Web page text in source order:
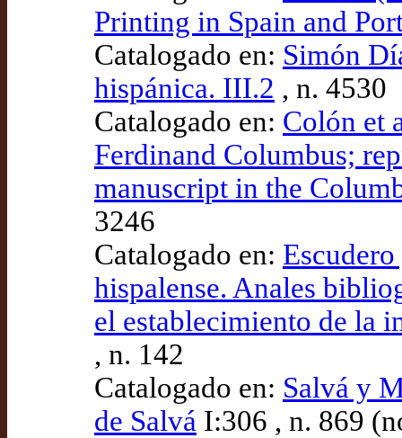
Printing in Spain and
Catalogado en: Simón
hispánica. III.2 , n. 4530
Catalogado en: Colón et
Ferdinand Columbus;
manuscript in the
3246
Catalogado en:
hispalense. Anales
el establecimiento de la
, n. 142
Catalogado en: Salvá y
de Salvá I:306 , n. 869